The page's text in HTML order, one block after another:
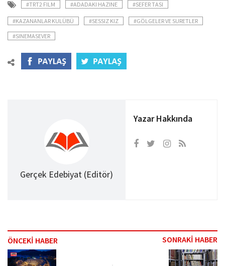
#TRT2 FILM #ADADAKI HAZINE #SEFER TASI
#KAZANANLAR KULÜBÜ #SESSIZ KIZ
#GÖLGELER VE SURETLER
#SINEMASEVER
Gerçek Edebiyat (Editör)
Yazar Hakkında
ÖNCEKİ HABER SONRAKİ HABER